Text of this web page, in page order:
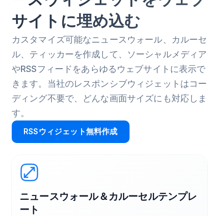
サイトに埋め込む
カスタマイズ可能なニュースウォール、カルーセ
ル、ティッカーを作成して、ソーシャルメディア
やRSSフィードをあらゆるウェブサイトに表示で
きます。当社のレスポンシブウィジェットはコー
ディング不要で、どんな画面サイズにも対応しま
す。
RSSウィジェット無料作成
ニュースウォール＆カルーセルテンプレ
ート